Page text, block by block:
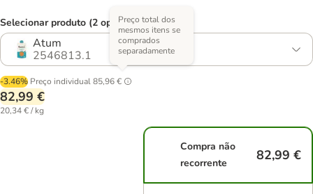
Selecionar produto (2 opções)
Atum
2546813.1
-3.46% Preço individual85,96 €
Preço total dos
mesmos itens se
comprados
separadamente
82,99 €
20,34 € / kg
Compra não
recorrente
82,99 €